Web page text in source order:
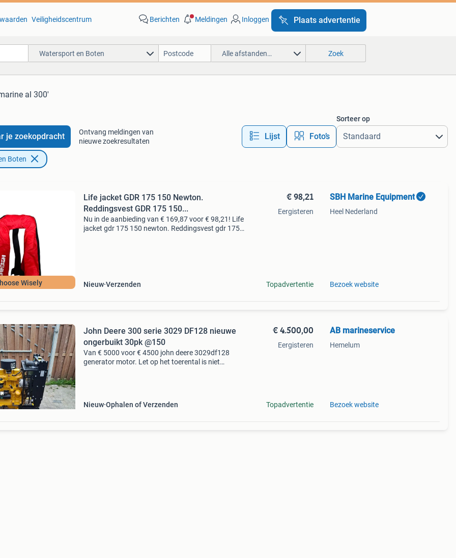
Veiligheidscentrum Berichten Meldingen Inloggen Plaats advertentie
Watersport en Boten Alle afstanden… Zoek
al 300'
je zoekopdracht
Ontvang meldingen van
nieuwe zoekresultaten
Lijst Foto’s
Sorteer op
Boten
Wisely
Life jacket GDR 175 150 Newton.
Reddingsvest GDR 175 150...
Nu in de aanbieding van € 169,87 voor € 98,21! Life
jacket gdr 175 150 newton. Reddingsvest gdr 175
Nieuw Verzenden
€ 98,21
Eergisteren
Topadvertentie
SBH Marine Equipment
Heel Nederland
Bezoek website
John Deere 300 serie 3029 DF128 nieuwe
ongerbuikt 30pk @150
Van € 5000 voor € 4500 john deere 3029df128
generator motor. Let op het toerental is niet
Nieuw Ophalen of Verzenden
€ 4.500,00
Eergisteren
Topadvertentie
AB marineservice
Hemelum
Bezoek website